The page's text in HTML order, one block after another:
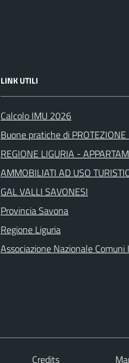
LINK UTILI
Calcolo IMU 2026
Buone pratiche di PROTEZIONE
REGIONE LIGURIA -
AMMOBILIATI AD USO
GAL VALLI SAVONESI
Provincia Savona
Regione Liguria
Associazione Nazionale
Credits